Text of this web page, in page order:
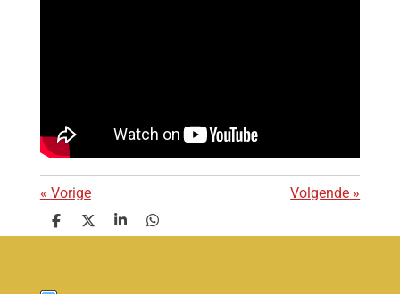
« Vorige Volgende »
D
e
D
e
S
h
D
e